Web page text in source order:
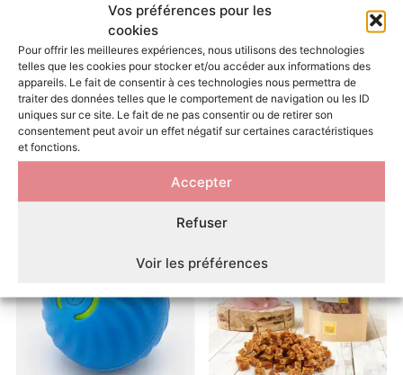
Vos préférences pour les
cookies
Pour offrir les meilleures expériences, nous utilisons des technologies
telles que les cookies pour stocker et/ou accéder aux informations des
appareils. Le fait de consentir à ces technologies nous permettra de
traiter des données telles que le comportement de navigation ou les ID
uniques sur ce site. Le fait de ne pas consentir ou de retirer son
consentement peut avoir un effet négatif sur certaines caractéristiques
et fonctions.
Accepter
Refuser
Voir les préférences
Gamelle chien longues
oreilles : cocker, beagle,
cavalier king charles, teckel
29,99€ – 39,99€
Balle à friandises pour chien •
Balle qui nettoie les dents